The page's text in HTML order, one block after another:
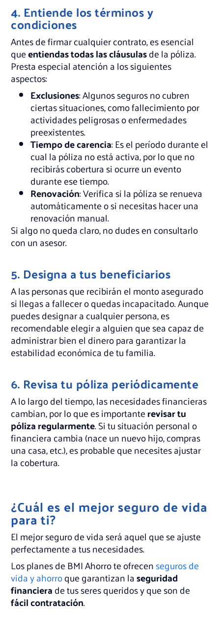
4. Entiende los términos y
condiciones
Antes de firmar cualquier contrato, es esencial
queentiendas todas las cláusulasde la póliza.
Presta especial atención a los siguientes
aspectos:
Exclusiones: Algunos seguros no cubren
ciertas situaciones, como fallecimiento por
actividades peligrosas o enfermedades
preexistentes.
Tiempo de carencia: Es el período durante el
cual la póliza no está activa, por lo que no
recibirás cobertura si ocurre un evento
durante ese tiempo.
Renovación: Verifica si la póliza se renueva
automáticamente o si necesitas hacer una
renovación manual.
Si algo no queda claro, no dudes en consultarlo
con un asesor.
5. Designa a tus beneficiarios
A las personas que recibirán el monto asegurado
si llegas a fallecer o quedas incapacitado. Aunque
puedes designar a cualquier persona, es
recomendable elegir a alguien que sea capaz de
administrar bien el dinero para garantizar la
estabilidad económica de tu familia.
6. Revisa tu póliza periódicamente
A lo largo del tiempo, las necesidades financieras
cambian, por lo que es importanterevisar tu
póliza regularmente. Si tu situación personal o
financiera cambia (nace un nuevo hijo, compras
una casa, etc.), es probable que necesites ajustar
la cobertura.
¿Cuál es el mejor seguro de vida
para ti?
El mejor seguro de vida será aquel que se ajuste
perfectamente a tus necesidades.
Los planes de BMI Ahorro te ofrecenseguros de
vida y ahorroque garantizan laseguridad
financierade tus seres queridos y que son de
fácil contratación.